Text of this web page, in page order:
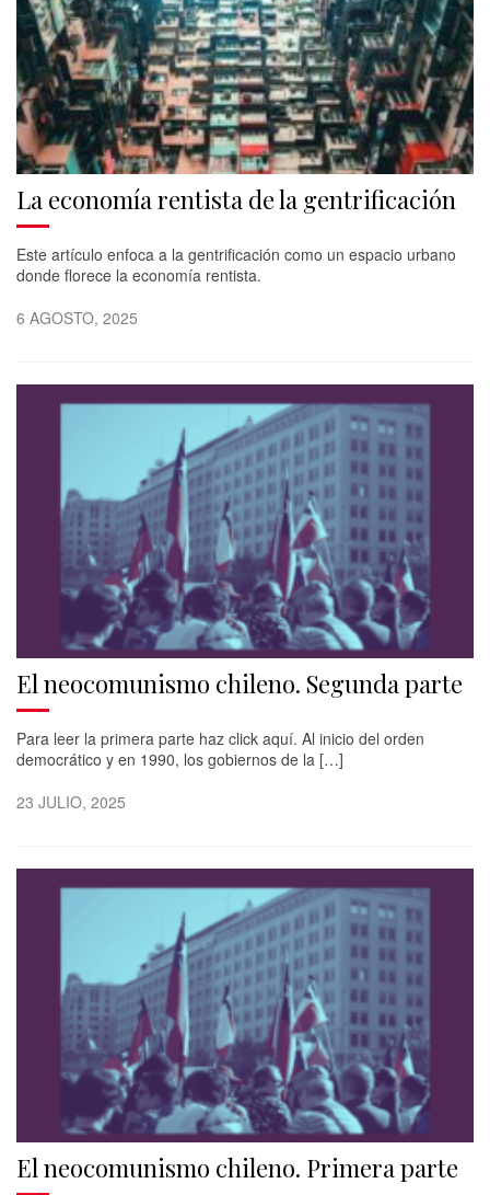
La economía rentista de la gentrificación
Este artículo enfoca a la gentrificación como un espacio urbano
donde florece la economía rentista.
6 AGOSTO, 2025
El neocomunismo chileno. Segunda parte
Para leer la primera parte haz click aquí. Al inicio del orden
democrático y en 1990, los gobiernos de la […]
23 JULIO, 2025
El neocomunismo chileno. Primera parte